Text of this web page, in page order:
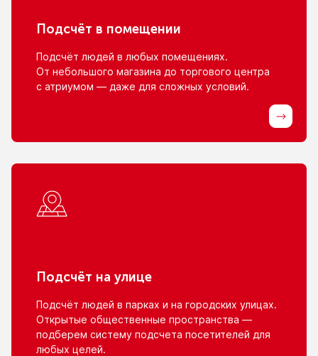
Подсчёт в помещении
Подсчёт людей в любых помещениях.
От небольшого магазина до торгового центра
с атриумом — даже для сложных условий.
Подсчёт на улице
Подсчёт людей в парках и на городских улицах.
Открытые общественные пространства —
подберем систему подсчета посетителей для
любых целей.